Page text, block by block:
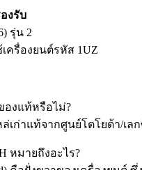
งรับ
รุ่น 2
ครื่องยนต์รหัส 1UZ
องแท้หรือไม่?
เก่าแท้จากศูนย์โตโยต้า/เ
หมายถึงอะไร?